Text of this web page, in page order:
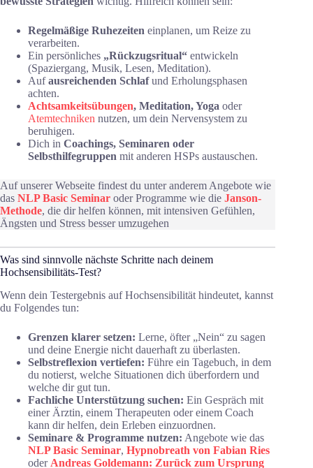
Regelmäßige Ruhezeiten einplanen, um Reize zu
verarbeiten.
Ein persönliches „Rückzugsritual“ entwickeln
(Spaziergang, Musik, Lesen, Meditation).
Aufausreichenden Schlafund Erholungsphasen
achten.
Achtsamkeitsübungen, Meditation, Yoga oder
Atemtechniken nutzen, um dein Nervensystem zu
beruhigen.
Dich in Coachings, Seminaren oder
Selbsthilfegruppen mit anderen HSPs austauschen.
Auf unserer Webseite findest du unter anderem Angebote wie
das NLP Basic Seminar oder Programme wie die Janson-
Methode, die dir helfen können, mit intensiven Gefühlen,
Ängsten und Stress besser umzugehen
Was sind sinnvolle nächste Schritte nach deinem
Hochsensibilitäts-Test?
Wenn dein Testergebnis auf Hochsensibilität hindeutet, kannst
du Folgendes tun:
Grenzen klarer setzen: Lerne, öfter „Nein“ zu sagen
und deine Energie nicht dauerhaft zu überlasten.
Selbstreflexion vertiefen: Führe ein Tagebuch, in dem
du notierst, welche Situationen dich überfordern und
welche dir gut tun.
Fachliche Unterstützung suchen: Ein Gespräch mit
einer Ärztin, einem Therapeuten oder einem Coach
kann dir helfen, dein Erleben einzuordnen.
Seminare & Programme nutzen: Angebote wie das
NLP Basic Seminar, Hypnobreath von Fabian Ries
oder Andreas Goldemann: Zurück zum Ursprung